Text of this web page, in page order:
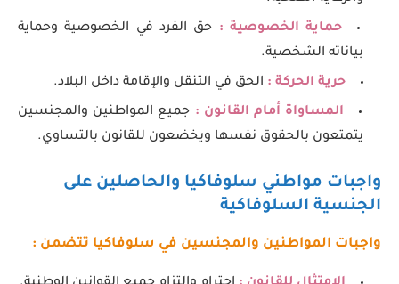
حماية الخصوصية : حق الفرد في الخصوصية وحماية
بياناته الشخصية.
حرية الحركة : الحق في التنقل والإقامة داخل البلاد.
المساواة أمام القانون : جميع المواطنين والمجنسين
يتمتعون بالحقوق نفسها ويخضعون للقانون بالتساوي.
واجبات مواطني سلوفاكيا والحاصلين على
الجنسية السلوفاكية
واجبات المواطنين والمجنسين في سلوفاكيا تتضمن :